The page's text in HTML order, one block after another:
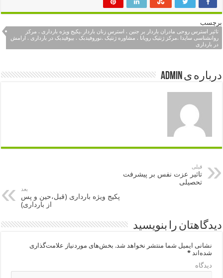
برچسب
تاثیر استرس روحی مادران باردار بر جنین . استرس زنان باردار .پکیج ویژه بارداری . مرکز
روانشناسی سایدا .مرکز ژنتیک رویانا . مشاوره ژنتیک .نوروفیدبک . بیوفیدبک در بارداری . ارامش
در بارداری
درباره ی admin
قبلی
تاثیر عزت نفس بر پیشرفت
تحصیلی
بعد
پکیج ویژه بارداری (قبل،حین و پس
از بارداری)
دیدگاهتان را بنویسید
نشانی ایمیل شما منتشر نخواهد شد. بخش‌های موردنیاز علامت‌گذاری
شده‌اند*
دیدگاه